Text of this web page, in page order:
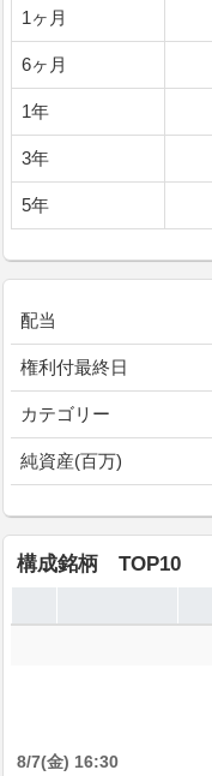
1ヶ月
6ヶ月
1年
3年
5年
配当
権利付最終日
カテゴリー
純資産(百万)
構成銘柄 TOP10
8/7(金) 16:30